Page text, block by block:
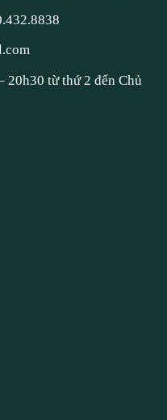
20h30 từ thứ 2 đến Chủ